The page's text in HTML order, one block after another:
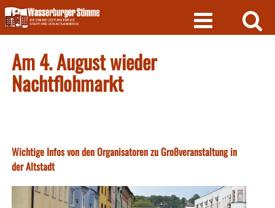
Skip
to
content
Am 4. August wieder
Nachtflohmarkt
Wichtige Infos von den Organisatoren zu Großveranstaltung in
der Altstadt